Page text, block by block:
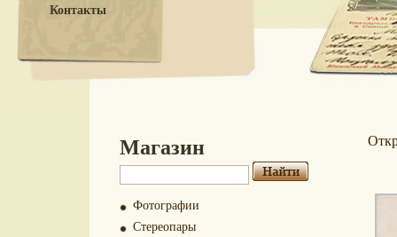
Контакты
Магазин
Фотографии
Стереопары